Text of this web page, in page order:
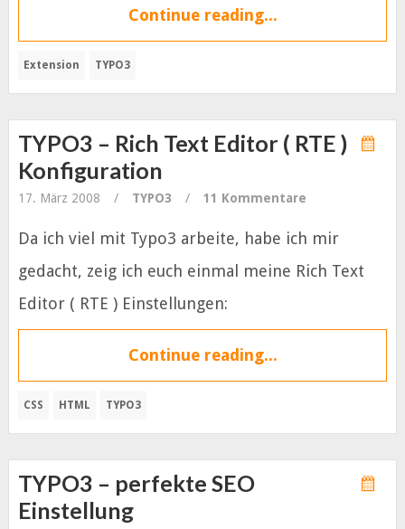
Continue reading...
Extension TYPO3
TYPO3 – Rich Text Editor ( RTE )
Konfiguration
17. März 2008 / TYPO3 / 11 Kommentare
Da ich viel mit Typo3 arbeite, habe ich mir
gedacht, zeig ich euch einmal meine Rich Text
Editor ( RTE ) Einstellungen:
Continue reading...
CSS HTML TYPO3
TYPO3 – perfekte SEO
Einstellung